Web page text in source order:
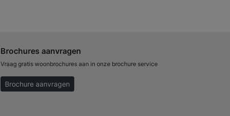
Brochures aanvragen
Vraag gratis woonbrochures aan in onze brochure service
Brochure aanvragen